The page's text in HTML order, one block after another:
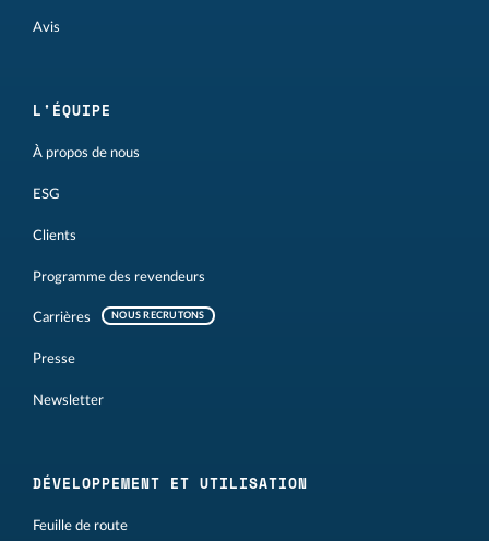
Avis
L'ÉQUIPE
À propos de nous
ESG
Clients
Programme des revendeurs
Carrières NOUS RECRUTONS
Presse
Newsletter
DÉVELOPPEMENT ET UTILISATION
Feuille de route